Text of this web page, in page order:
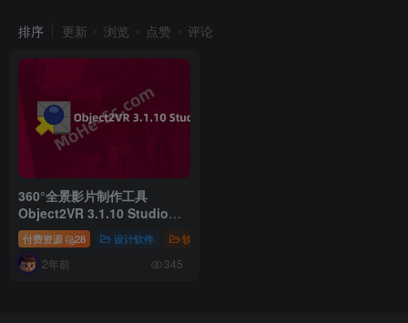
排序 更新 浏览 点赞 评论
360°全景影片制作工具
Object2VR 3.1.10 Studio
x64 轻松创建交互式全景效果
图转视频工具 +激活序列号
付费资源 28 设计软件 软件
2年前 345